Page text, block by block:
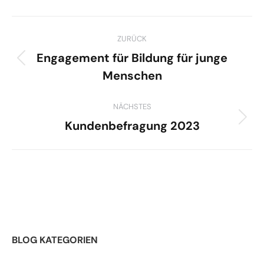
Kommentarnavigation
ZURÜCK
Vorheriger
Beitrag:
Engagement für Bildung für junge
Menschen
NÄCHSTES
Nächster
Kundenbefragung 2023
BLOG KATEGORIEN